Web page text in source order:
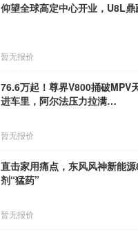
仰望全球高定中心开业，U8L
暂无报价
76.6万起！尊界V800捅破MPV
进车里，阿尔法压力拉满…
暂无报价
直击家用痛点，东风风神新能
剂“猛药”
暂无报价